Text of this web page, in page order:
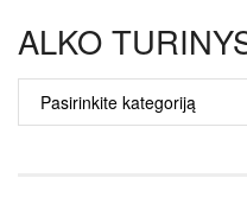
ALKO
ALKO
TURINYS